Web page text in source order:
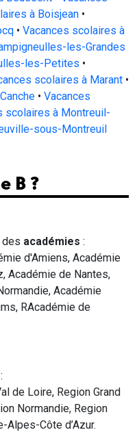
à Boisjean •
• Vacances scolaires à
les-Grandes
les-Petites •
scolaires à Marant •
• Vacances
scolaires à Montreuil-
sous-Montreuil
B ?
académies :
d'Amiens, Académie
Académie de Nantes,
Académie
RAcadémie de
:
de Loire, Region Grand
Normandie, Region
Côte d’Azur.